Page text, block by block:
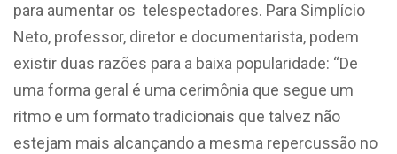
para aumentar os telespectadores. Para Simplício
Neto, professor, diretor e documentarista, podem
existir duas razões para a baixa popularidade: “De
uma forma geral é uma cerimônia que segue um
ritmo e um formato tradicionais que talvez não
estejam mais alcançando a mesma repercussão no